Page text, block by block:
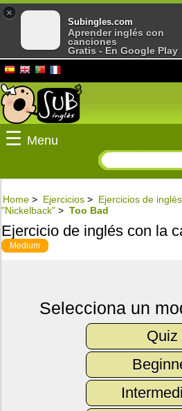
☰ Menu
Home > Ejercicios > Ejercicios de
"Nickelback" > Too Bad
Ejercicio de inglés con la
Medium
Selecciona un
Quiz
×
Subingles.com
Aprender inglés con
canciones
Gratis - En Google Play